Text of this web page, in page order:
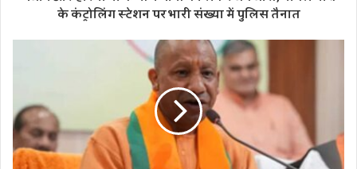
के कंट्रोलिंग स्टेशन पर भारी संख्या में पुलिस तैनात